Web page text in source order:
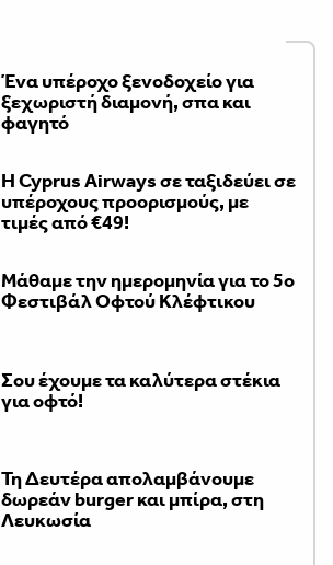
Ένα υπέροχο ξενοδοχείο για
ξεχωριστή διαμονή, σπα και
φαγητό
H Cyprus Airways σε ταξιδεύει σε
υπέροχους προορισμούς, με
τιμές από €49!
Μάθαμε την ημερομηνία για το 5ο
Φεστιβάλ Οφτού Κλέφτικου
Σου έχουμε τα καλύτερα στέκια
για οφτό!
Τη Δευτέρα απολαμβάνουμε
δωρεάν burger και μπίρα, στη
Λευκωσία